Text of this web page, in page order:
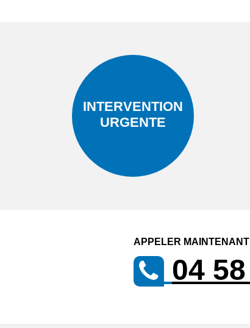
INTERVENTION
URGENTE
APPELER
04